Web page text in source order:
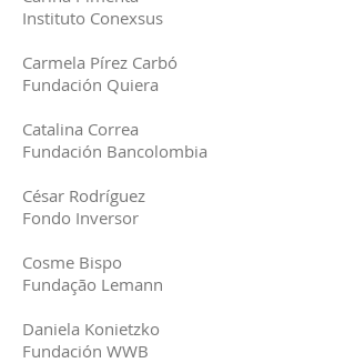
Instituto Conexsus
Carmela Pírez Carbó
Fundación Quiera
Catalina Correa
Fundación Bancolombia
César Rodríguez
Fondo Inversor
Cosme Bispo
Fundação Lemann
Daniela Konietzko
Fundación WWB